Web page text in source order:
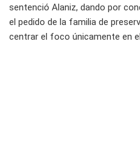
sentenció Alaniz, dando por
el pedido de la familia de
centrar el foco únicamente en